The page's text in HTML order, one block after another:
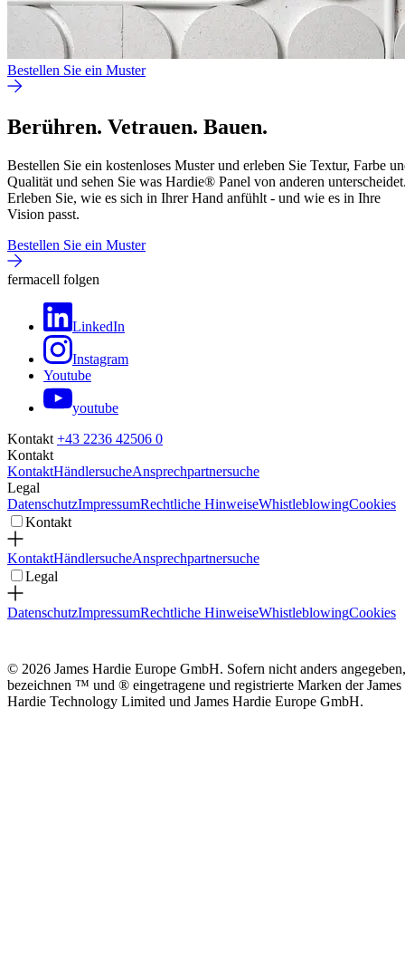
Bestellen Sie ein Muster
Berühren. Vetrauen. Bauen.
Bestellen Sie ein kostenloses Muster und erleben Sie Textur, Farbe
Qualität und sehen Sie was Hardie® Panel von anderen
Erleben Sie, wie es sich in Ihrer Hand anfühlt - und wie es in Ihre
Vision passt.
Bestellen Sie ein Muster
fermacell folgen
LinkedIn
Instagram
Youtube
youtube
Kontakt +43 2236 42506 0
Kontakt
KontaktHändlersucheAnsprechpartnersuche
Legal
DatenschutzImpressumRechtliche HinweiseWhistleblowingCookies
Kontakt
KontaktHändlersucheAnsprechpartnersuche
Legal
DatenschutzImpressumRechtliche HinweiseWhistleblowingCookies
© 2026 James Hardie Europe GmbH. Sofern nicht anders angegeben,
bezeichnen ™ und ® eingetragene und registrierte Marken der James
Hardie Technology Limited und James Hardie Europe GmbH.